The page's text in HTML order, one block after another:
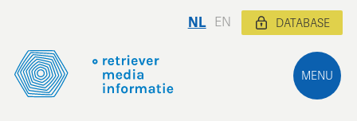
MENU
NL EN DATABASE